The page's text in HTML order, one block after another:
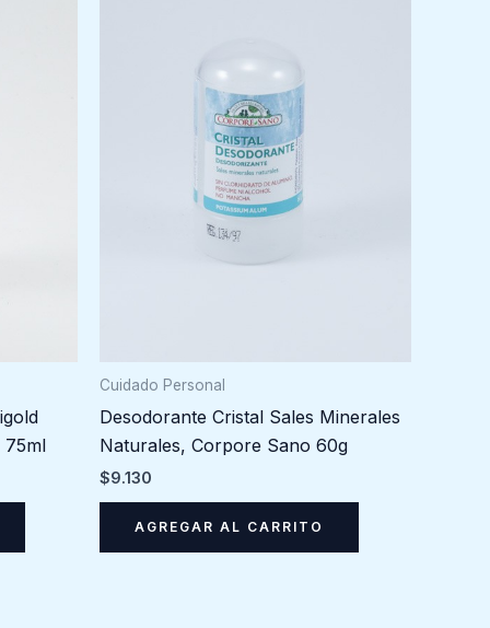
75ml
Cuidado Personal
Desodorante Cristal Sales Minerales
Naturales, Corpore Sano 60g
$9.130
AGREGAR AL CARRITO